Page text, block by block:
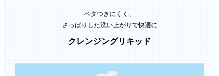
ベタつきにくく、
さっぱりした洗い上がりで快適に
クレンジングリキッド